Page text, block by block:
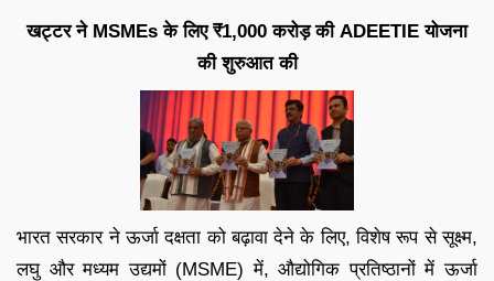
खट्टर ने MSMEs के लिए ₹1,000 करोड़ की ADEETIE योजना
की शुरुआत की
भारत सरकार ने ऊर्जा दक्षता को बढ़ावा देने के लिए, विशेष रूप से सूक्ष्म,
लघु और मध्यम उद्यमों (MSME) में, औद्योगिक प्रतिष्ठानों में ऊर्जा